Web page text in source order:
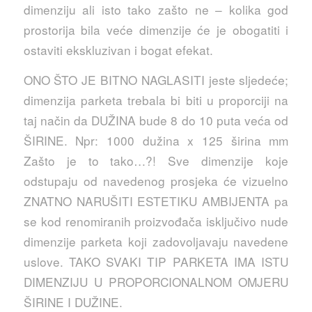
dimenziju ali isto tako zašto ne – kolika god
prostorija bila veće dimenzije će je obogatiti i
ostaviti ekskluzivan i bogat efekat.
ONO ŠTO JE BITNO NAGLASITI jeste sljedeće;
dimenzija parketa trebala bi biti u proporciji na
taj način da DUŽINA bude 8 do 10 puta veća od
ŠIRINE. Npr: 1000 dužina x 125 širina mm
Zašto je to tako…?! Sve dimenzije koje
odstupaju od navedenog prosjeka će vizuelno
ZNATNO NARUŠITI ESTETIKU AMBIJENTA pa
se kod renomiranih proizvođača isključivo nude
dimenzije parketa koji zadovoljavaju navedene
uslove. TAKO SVAKI TIP PARKETA IMA ISTU
DIMENZIJU U PROPORCIONALNOM OMJERU
ŠIRINE I DUŽINE.